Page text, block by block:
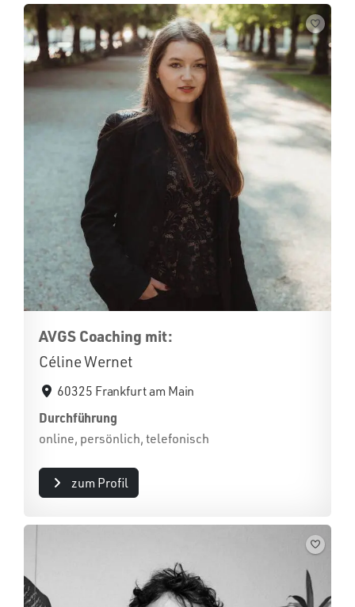
AVGS Coaching mit:
Céline Wernet
60325 Frankfurt am Main
Durchführung
online, persönlich, telefonisch
zum Profil